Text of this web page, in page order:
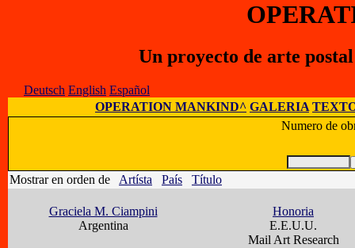
Un proyecto de arte
Deutsch English Español
OPERATION MANKIND^ GALERIA
Numero de
Mostrar en orden de Artísta País Título
Graciela M. Ciampini
Argentina
Honoria
E.E.U.U.
Mail Art Research